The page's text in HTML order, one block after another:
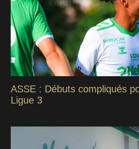
ASSE : Débuts compliqués
Ligue 3